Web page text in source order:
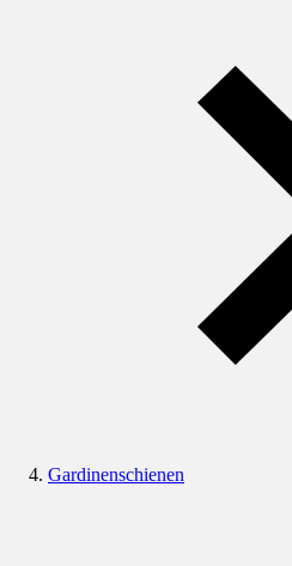
Gardinenschienen